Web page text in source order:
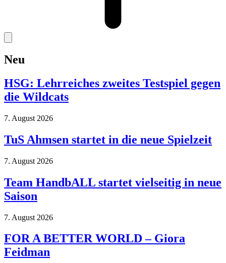
Neu
HSG: Lehrreiches zweites Testspiel gegen
die Wildcats
7. August 2026
TuS Ahmsen startet in die neue Spielzeit
7. August 2026
Team HandbALL startet vielseitig in neue
Saison
7. August 2026
FOR A BETTER WORLD – Giora
Feidman